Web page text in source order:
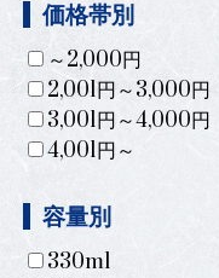
価格帯別
～2,000円
2,001円～3,000円
3,001円～4,000円
4,001円～
容量別
330ml